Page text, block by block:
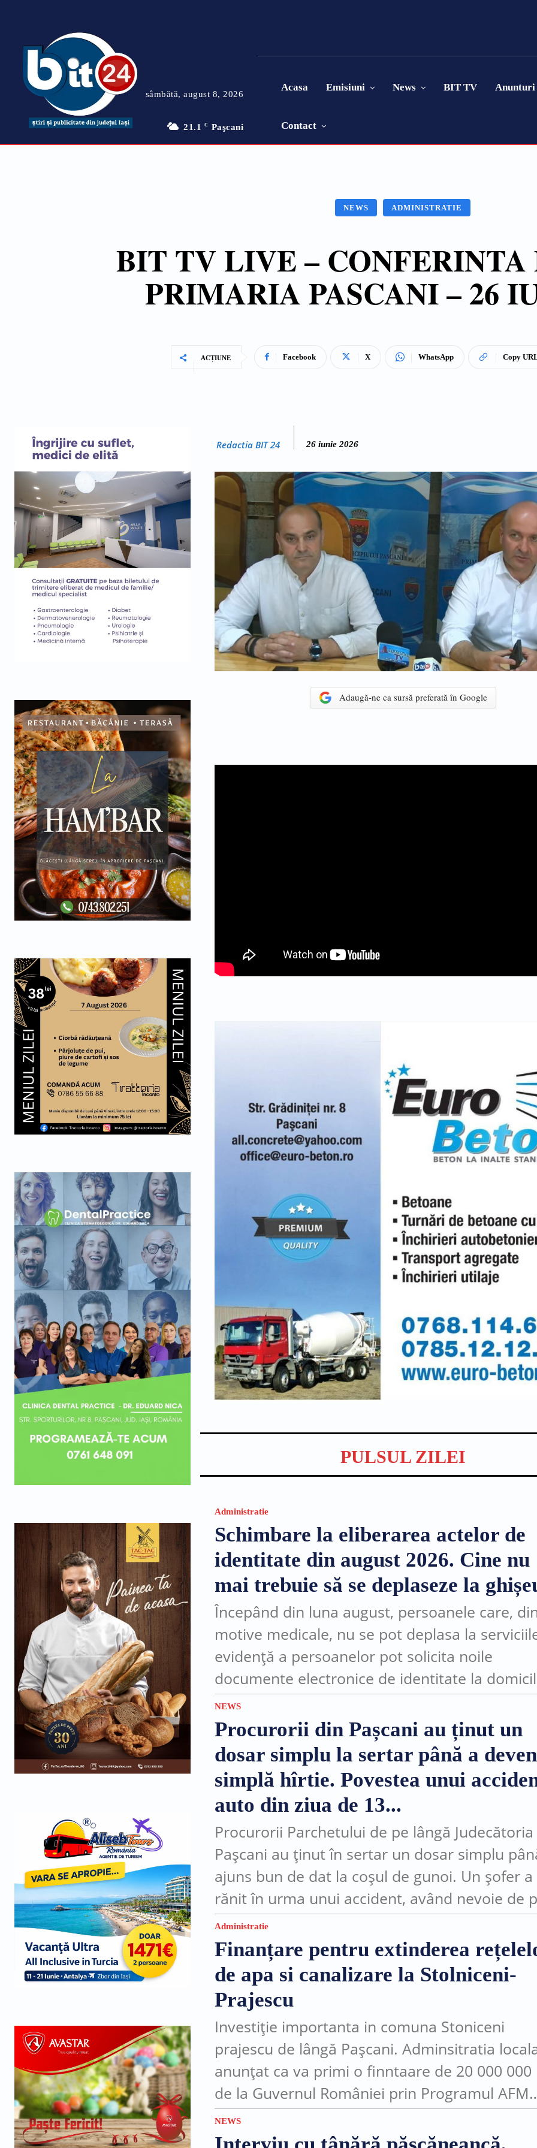
sâmbătă, august 8, 2026
21.1 C Paşcani
Acasa Emisiuni News BIT TV Anunturi
Contact
NEWS ADMINISTRATIE
BIT TV LIVE – CONFERINTA
PRIMARIA PASCANI – 26
ACȚIUNE Facebook X WhatsApp Copy
Redactia BIT 24 26 iunie 2026
Adaugă-ne ca sursă preferată în Google
PULSUL ZILEI
Administratie
Schimbare la eliberarea actelor de
identitate din august 2026. Cine nu
mai trebuie să se deplaseze la
Începând din luna august, persoanele care,
motive medicale, nu se pot deplasa la
evidență a persoanelor pot solicita noile
documente electronice de identitate la
sau în locul în care se află. Măsura este
după...
NEWS
Procurorii din Pașcani au ținut un
dosar simplu la sertar până a
simplă hîrtie. Povestea unui
auto din ziua de 13...
Procurorii Parchetului de pe lângă Judecătoria
Pașcani au ținut în sertar un dosar simplu
ajuns bun de dat la coșul de gunoi. Un șofer
rănit în urma unui accident, având nevoie de
trei luni...
Administratie
Finanțare pentru extinderea
de apa si canalizare la Stolniceni-
Prajescu
Investiție importanta in comuna Stoniceni
prajescu de lângă Pașcani. Adminsitratia
anunțat ca va primi o finntaare de 20 000 000
de la Guvernul României prin Programul AFM
pentru extinderea rețelelor de apa si
satul...
NEWS